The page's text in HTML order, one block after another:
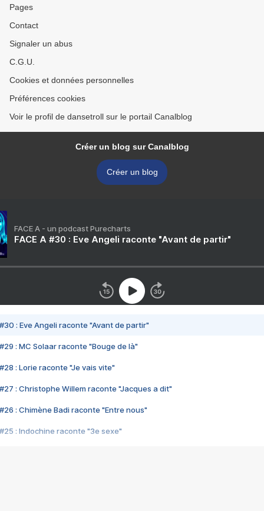
Pages
Contact
Signaler un abus
C.G.U.
Cookies et données personnelles
Préférences cookies
Voir le profil de dansetroll sur le portail Canalblog
Créer un blog sur Canalblog
Créer un blog
FACE A - un podcast Purecharts
FACE A #30 : Eve Angeli raconte "Avant de partir"
#30 : Eve Angeli raconte "Avant de partir"
#29 : MC Solaar raconte "Bouge de là"
#28 : Lorie raconte "Je vais vite"
#27 : Christophe Willem raconte "Jacques a dit"
#26 : Chimène Badi raconte "Entre nous"
#25 : Indochine raconte "3e sexe"